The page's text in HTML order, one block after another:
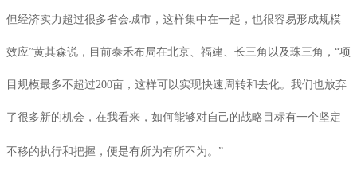
但经济实力超过很多省会城市，这样集中在一起，也很容易形成规模
效应”黄其森说，目前泰禾布局在北京、福建、长三角以及珠三角，“项
目规模最多不超过200亩，这样可以实现快速周转和去化。我们也放弃
了很多新的机会，在我看来，如何能够对自己的战略目标有一个坚定
不移的执行和把握，便是有所为有所不为。”